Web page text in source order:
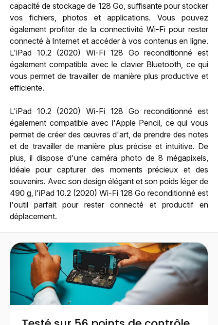
capacité de stockage de 128 Go, suffisante pour stocker
vos fichiers, photos et applications. Vous pouvez
également profiter de la connectivité Wi-Fi pour rester
connecté à Internet et accéder à vos contenus en ligne.
L'iPad 10.2 (2020) Wi-Fi 128 Go reconditionné est
également compatible avec le clavier Bluetooth, ce qui
vous permet de travailler de manière plus productive et
efficiente.
L'iPad 10.2 (2020) Wi-Fi 128 Go reconditionné est
également compatible avec l'Apple Pencil, ce qui vous
permet de créer des œuvres d'art, de prendre des notes
et de travailler de manière plus précise et intuitive. De
plus, il dispose d'une caméra photo de 8 mégapixels,
idéale pour capturer des moments précieux et des
souvenirs. Avec son design élégant et son poids léger de
490 g, l'iPad 10.2 (2020) Wi-Fi 128 Go reconditionné est
l'outil parfait pour rester connecté et productif en
déplacement.